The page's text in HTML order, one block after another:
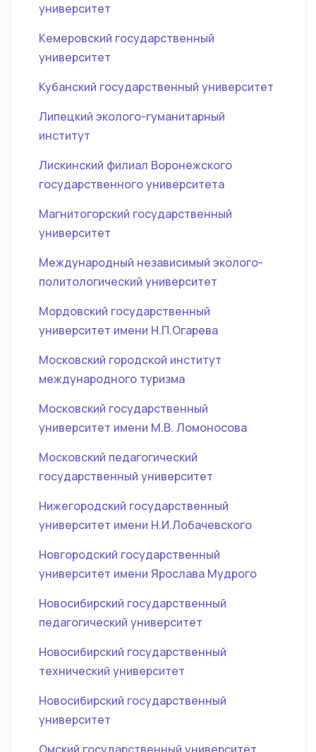
университет
Кемеровский государственный
университет
Кубанский государственный университет
Липецкий эколого-гуманитарный
институт
Лискинский филиал Воронежского
государственного университета
Магнитогорский государственный
университет
Международный независимый эколого-
политологический университет
Мордовский государственный
университет имени Н.П.Огарева
Московский городской институт
международного туризма
Московский государственный
университет имени М.В. Ломоносова
Московский педагогический
государственный университет
Нижегородский государственный
университет имени Н.И.Лобачевского
Новгородский государственный
университет имени Ярослава Мудрого
Новосибирский государственный
педагогический университет
Новосибирский государственный
технический университет
Новосибирский государственный
университет